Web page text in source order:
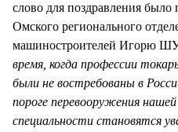
слово для поздравления было
Омского регионального
машиностроителей Игорю
время, когда профессии
были не востребованы в
пороге перевооружения
специальности становятся